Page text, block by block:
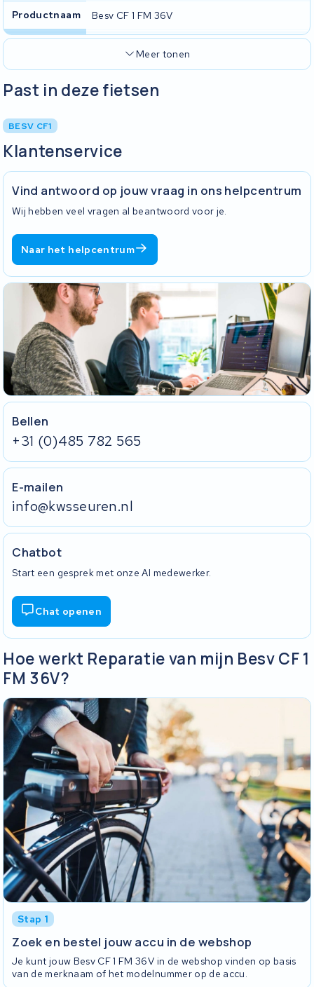
Productnaam Besv CF 1 FM 36V
Meer tonen
Past in deze fietsen
BESV CF1
Klantenservice
Vind antwoord op jouw vraag in ons helpcentrum
Wij hebben veel vragen al beantwoord voor je.
Naar het helpcentrum
Bellen
+31 (0)485 782 565
E-mailen
info@kwsseuren.nl
Chatbot
Start een gesprek met onze AI medewerker.
Chat openen
Hoe werkt Reparatie van mijn Besv CF 1
FM 36V?
Stap 1
Zoek en bestel jouw accu in de webshop
Je kunt jouw Besv CF 1 FM 36V in de webshop vinden op basis
van de merknaam of het modelnummer op de accu.